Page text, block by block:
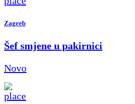
Zagreb
Šef smjene u pakirnici
Novo